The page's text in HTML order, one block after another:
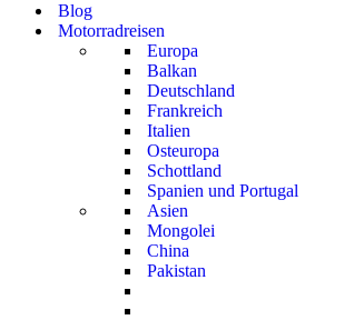
Blog
Motorradreisen
Europa
Balkan
Deutschland
Frankreich
Italien
Osteuropa
Schottland
Spanien und Portugal
Asien
Mongolei
China
Pakistan